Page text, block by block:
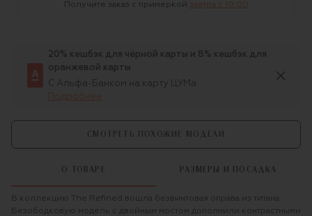
Получите заказ с примеркой завтра c 10:00
20% кешбэк для чёрной карты и 8% кешбэк для
оранжевой карты
С Альфа-Банком на карту ЦУМа
Подробнее
СМОТРЕТЬ ПОХОЖИЕ МОДЕЛИ
О ТОВАРЕ РАЗМЕРЫ И ПОСАДКА
В коллекцию The Refined вошла безвинтовая оправа из титана.
Безободковую модель с двойным мостом дополнили контрастными